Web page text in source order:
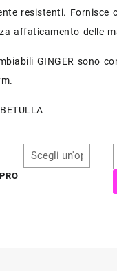
resistenti. Fornisce
affaticamento delle
GINGER sono